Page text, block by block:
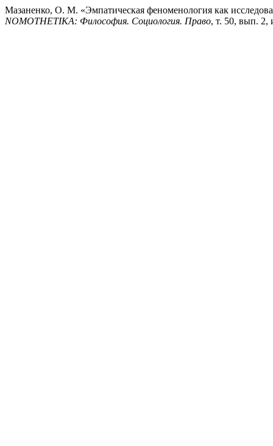
Мазаненко, О. М. «Эмпатическая феноменология как
NOMOTHETIKA: Философия. Социология. Право, т. 50, вып. 2,